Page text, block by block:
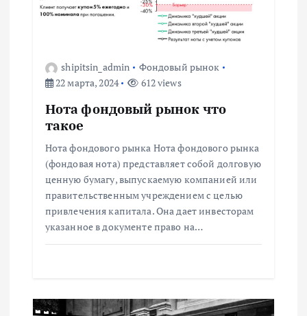
я
shipitsin_admin
Фондовый рынок
22 марта, 2024
612 views
Нота фондовый рынок что
такое
Нота фондового рынка Нота фондового рынка
(фондовая нота) представляет собой долговую
ценную бумагу, выпускаемую компанией или
правительственным учреждением с целью
привлечения капитала. Она дает инвесторам
указанное в документе право на…